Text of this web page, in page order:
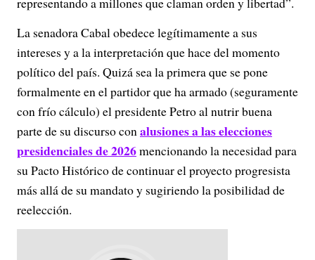
La senadora Cabal obedece legítimamente a sus
intereses y a la interpretación que hace del momento
político del país. Quizá sea la primera que se pone
formalmente en el partidor que ha armado (seguramente
con frío cálculo) el presidente Petro al nutrir buena
parte de su discurso conalusiones a las elecciones
presidenciales de 2026mencionando la necesidad para
su Pacto Histórico de continuar el proyecto progresista
más allá de su mandato y sugiriendo la posibilidad de
reelección.